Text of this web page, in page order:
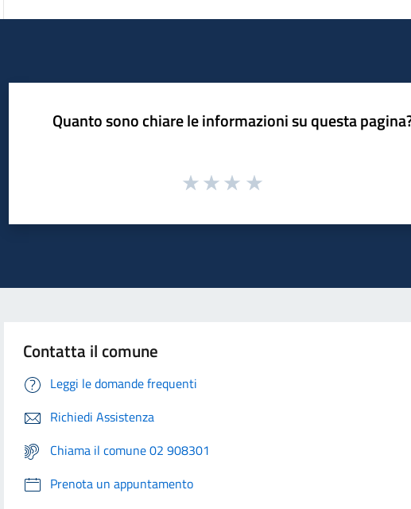
Quanto sono chiare le informazioni su questa
Contatta il comune
Leggi le domande frequenti
Richiedi Assistenza
Chiama il comune 02 908301
Prenota un appuntamento